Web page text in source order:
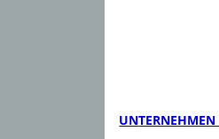
UNTERNEHMEN